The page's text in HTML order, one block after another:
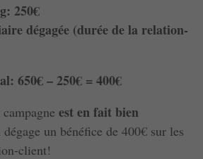
250€
dégagée (durée de la relation-
650€ – 250€ = 400€
est en fait bien
dégage un bénéfice de 400€ sur les
client!